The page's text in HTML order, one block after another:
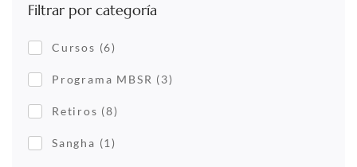
Filtrar por categoría
Cursos (6)
Programa MBSR (3)
Retiros (8)
Sangha (1)